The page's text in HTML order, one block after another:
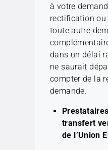
à votre
rectification ou
toute autre
dans un délai
ne saurait
compter de la
demande.
transfert
de l’Union